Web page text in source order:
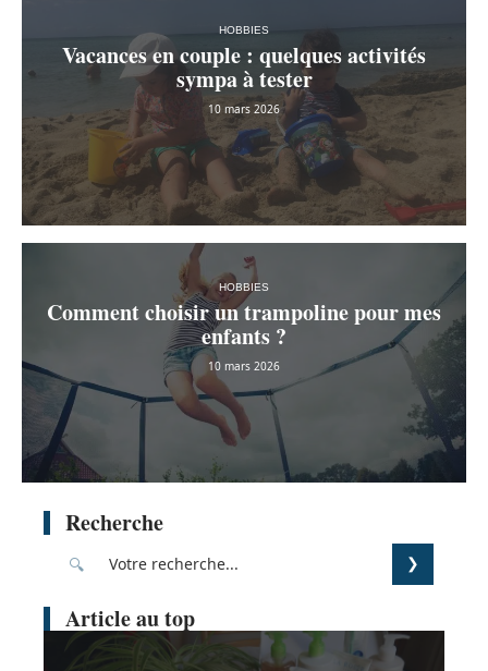
HOBBIES
Vacances en couple : quelques activités
sympa à tester
10 mars 2026
HOBBIES
Comment choisir un trampoline pour mes
enfants ?
10 mars 2026
Recherche
Article au top